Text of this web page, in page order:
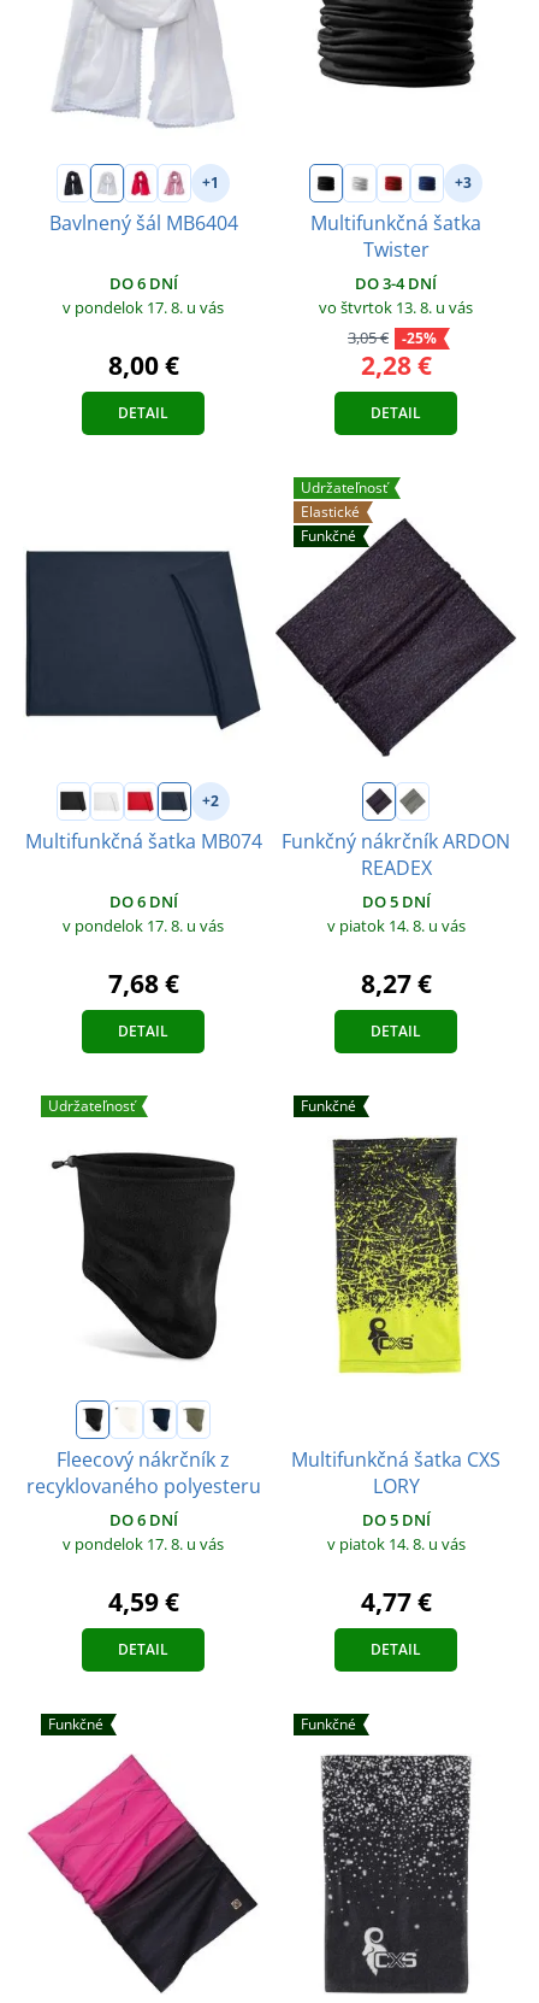
+1
Bavlnený šál MB6404
DO 6 DNÍ
v pondelok 17. 8. u vás
8,00 €
DETAIL
+3
Multifunkčná šatka
Twister
DO 3-4 DNÍ
vo štvrtok 13. 8. u vás
3,05 €
-25%
2,28 €
DETAIL
+2
Multifunkčná šatka MB074
DO 6 DNÍ
v pondelok 17. 8. u vás
7,68 €
DETAIL
Udržateľnosť
Elastické
Funkčné
Funkčný nákrčník ARDON
READEX
DO 5 DNÍ
v piatok 14. 8. u vás
8,27 €
DETAIL
Udržateľnosť
Fleecový nákrčník z
recyklovaného polyesteru
DO 6 DNÍ
v pondelok 17. 8. u vás
4,59 €
DETAIL
Funkčné
Multifunkčná šatka CXS
LORY
DO 5 DNÍ
v piatok 14. 8. u vás
4,77 €
DETAIL
Funkčné Funkčné